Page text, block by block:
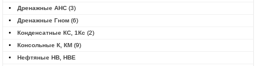
Дренажные АНС (3)
Дренажные Гном (6)
Конденсатные КС, 1Кс (2)
Консольные К, КМ (9)
Нефтяные НВ, НВЕ